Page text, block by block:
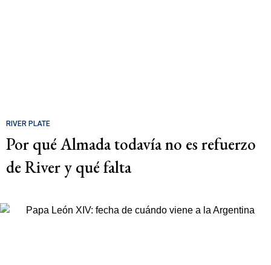
RIVER PLATE
Por qué Almada todavía no es refuerzo
de River y qué falta